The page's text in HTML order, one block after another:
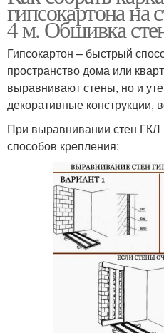
гипсокартона на
4 м. Обшивка
Гипсокартон – быстрый
пространство дома или
выравнивают стены, но и
декоративные конструкции,
При выравнивании стен ГКЛ
способов крепления: